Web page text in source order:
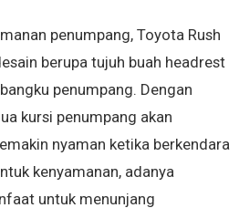
penumpang, Toyota Rush
berupa tujuh buah headrest
penumpang. Dengan
kursi penumpang akan
nyaman ketika berkendara
kenyamanan, adanya
untuk menunjang